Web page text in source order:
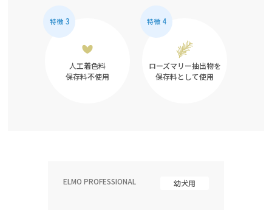
人工着色料
保存料不使用
ローズマリー抽出物を
保存料として使用
ELMO PROFESSIONAL 幼犬用